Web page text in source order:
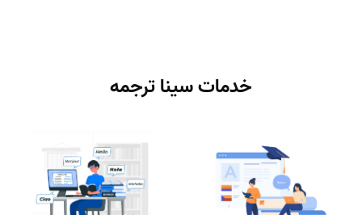
خدمات سینا ترجمه